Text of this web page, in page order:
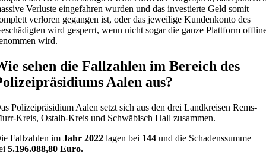
Verluste eingefahren wurden und das investierte Geld somit
verloren gegangen ist, oder das jeweilige Kundenkonto des
wird gesperrt, wenn nicht sogar die ganze Plattform
wird.
sehen die Fallzahlen im Bereich des
Aalen aus?
Polizeipräsidium Aalen setzt sich aus den drei Landkreisen Rems-
Kreis, Ostalb-Kreis und Schwäbisch Hall zusammen.
Fallzahlen imJahr 2022 lagen bei 144 und die Schadenssumme
5.196.088,80 Euro.